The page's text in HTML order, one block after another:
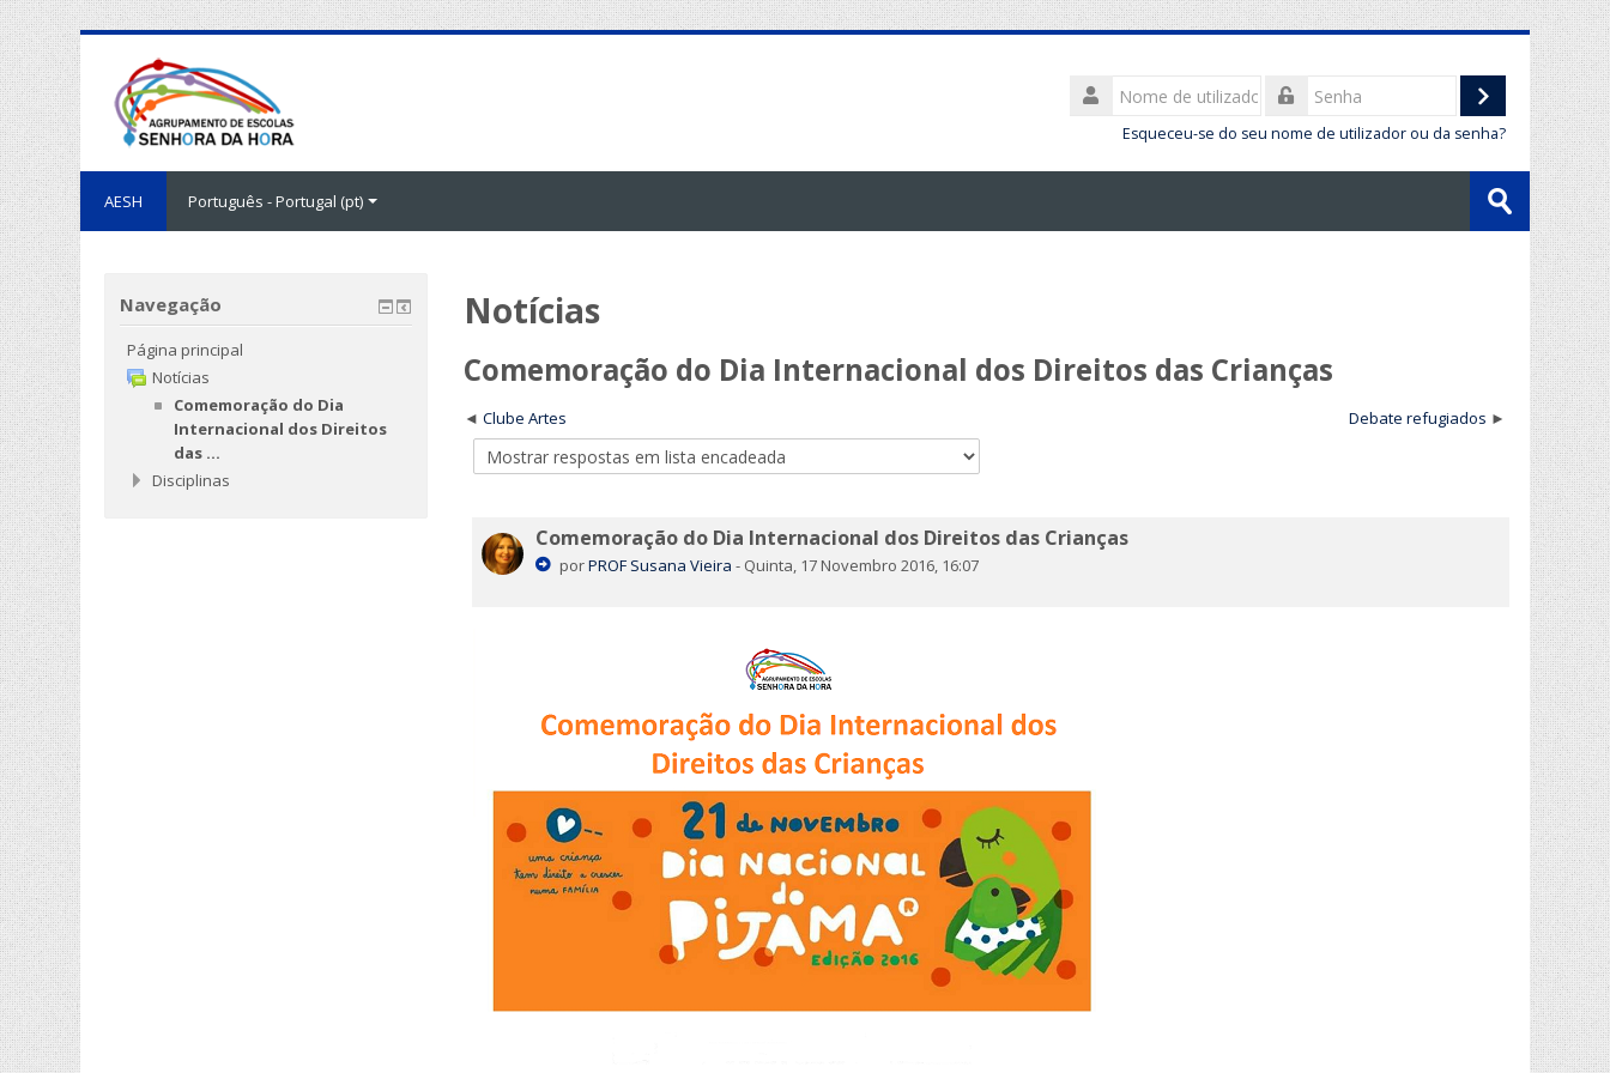
Nome
de
utilizador
Entrar
Esqueceu-se do seu nome de utilizador ou da senha?
AESH Português - Portugal ‎(pt)‎ Submeter
Notícias
Comemoração do Dia Internacional dos Direitos das Crianças
Clube Artes Debate refugiados
Comemoração do Dia Internacional dos Direitos das Crianças
porPROF Susana Vieira - Quinta, 17 Novembro 2016, 16:07
Navegação
Página principal
Notícias
Comemoração do Dia
Internacional dos Direitos
das ...
Disciplinas